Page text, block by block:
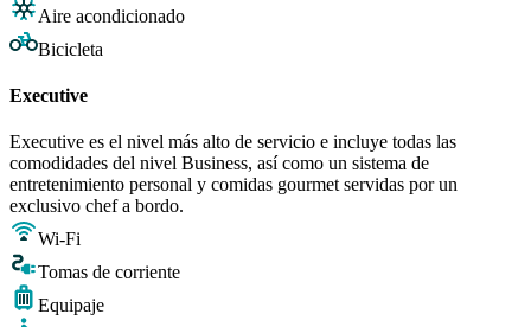
Aire acondicionado
Bicicleta
Executive
Executive es el nivel más alto de servicio e incluye todas las
comodidades del nivel Business, así como un sistema de
entretenimiento personal y comidas gourmet servidas por un
exclusivo chef a bordo.
Wi-Fi
Tomas de corriente
Equipaje